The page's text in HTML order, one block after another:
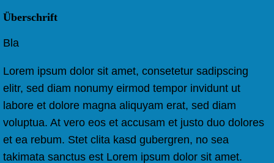
Überschrift
Bla
Lorem ipsum dolor sit amet, consetetur sadipscing
elitr, sed diam nonumy eirmod tempor invidunt ut
labore et dolore magna aliquyam erat, sed diam
voluptua. At vero eos et accusam et justo duo dolores
et ea rebum. Stet clita kasd gubergren, no sea
takimata sanctus est Lorem ipsum dolor sit amet.